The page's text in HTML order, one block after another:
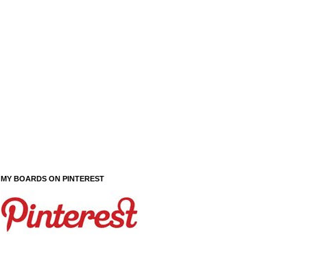
MY BOARDS ON PINTEREST